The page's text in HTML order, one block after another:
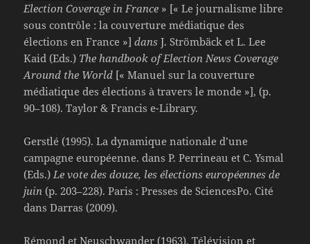
Election Coverage in France » [« Le journalisme libre
sous contrôle : la couverture médiatique des
élections en France »]dans J. Strömbäck et L. Lee
Kaid (Eds.) The handbook of Election News Coverage
Around the World [« Manuel sur la couverture
médiatique des élections à travers le monde »], (p.
90–108). Taylor & Francis e-Library.
Gerstlé (1995). La dynamique nationale d’une
campagne européenne. dans P. Perrineau et C. Ysmal
(Eds.)Le vote des douze, les élections européennes de
juin (p. 203–228). Paris : Presses de SciencesPo. Cité
dans Darras (2009).
Rémond et Neuschwander (1963). Télévision et